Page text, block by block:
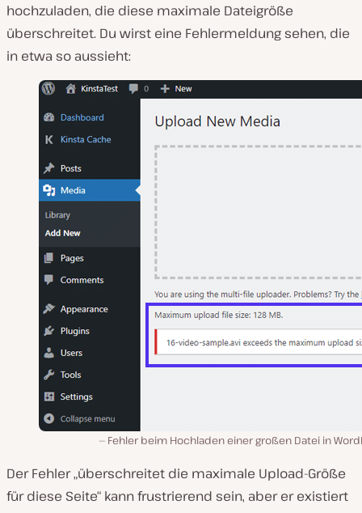
hochzuladen, die diese maximale Dateigröße
überschreitet. Du wirst eine Fehlermeldung sehen, die
in etwa so aussieht:
Fehler beim Hochladen einer großen Datei in
Der Fehler „überschreitet die maximale Upload-Größe
für diese Seite“ kann frustrierend sein, aber er existiert